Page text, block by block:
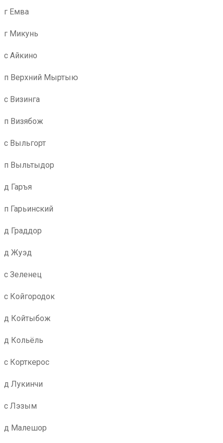
г Емва
г Микунь
с Айкино
п Верхний Мыртыю
с Визинга
п Визябож
с Выльгорт
п Выльтыдор
д Гаръя
п Гарьинский
д Граддор
д Жуэд
с Зеленец
с Койгородок
д Койтыбож
д Кольёль
с Корткерос
д Лукинчи
с Лэзым
д Малешор